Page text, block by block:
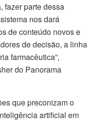
fazer parte dessa
nos dará
de conteúdo novos e
de decisão, a linha
farmacêutica”,
do Panorama
que preconizam o
artificial em